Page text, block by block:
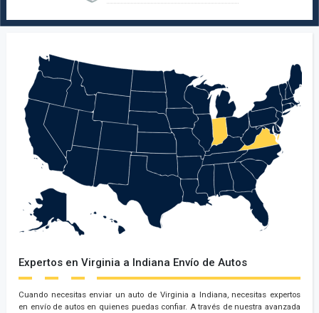
Expertos en Virginia a Indiana Envío de Autos
Cuando necesitas enviar un auto de Virginia a Indiana, necesitas expertos
en envío de autos en quienes puedas confiar. A través de nuestra avanzada